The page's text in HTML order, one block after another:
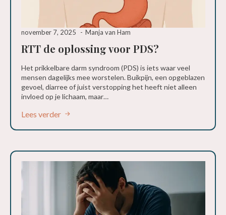
RTT de oplossing voor PDS?
november 7, 2025 Manja van Ham
Het prikkelbare darm syndroom (PDS) is iets waar veel
mensen dagelijks mee worstelen. Buikpijn, een opgeblazen
gevoel, diarree of juist verstopping het heeft niet alleen
invloed op je lichaam, maar…
Lees verder